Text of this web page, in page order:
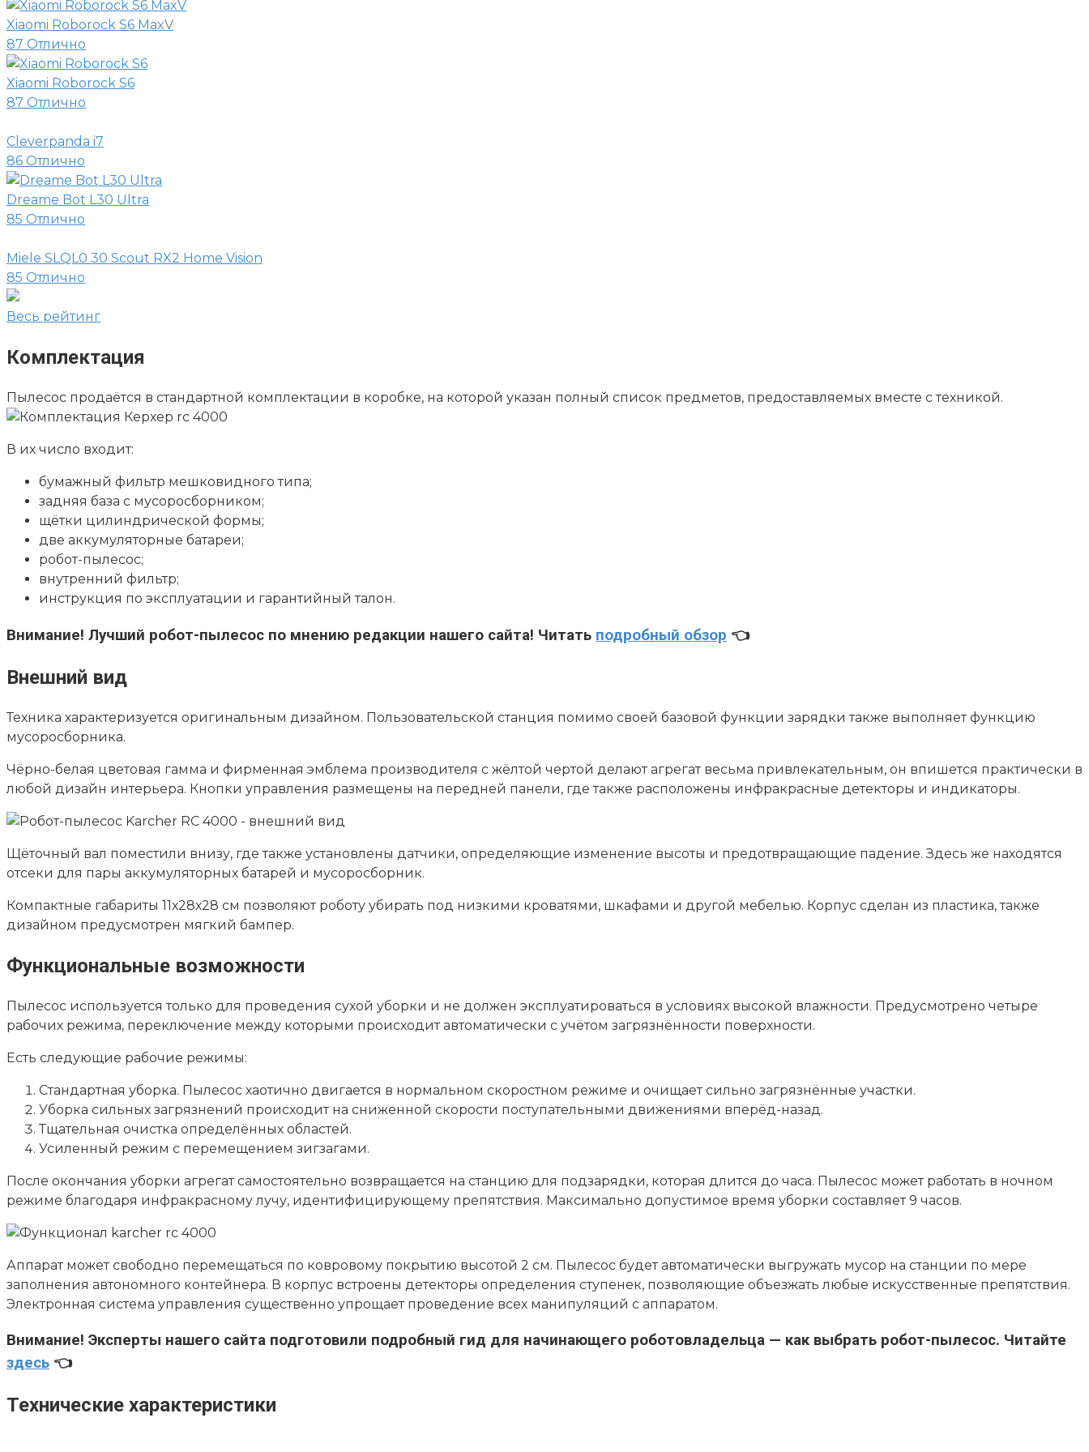
Xiaomi Roborock S6 MaxV
87 Отлично
Xiaomi Roborock S6
87 Отлично
Cleverpanda i7
86 Отлично
Dreame Bot L30 Ultra
85 Отлично
Miele SLQL0 30 Scout RX2 Home Vision
85 Отлично
Весь рейтинг
Комплектация
Пылесос продаётся в стандартной комплектации в коробке, на которой указан полный список предметов, предоставляемых вместе с техникой.
В их число входит:
бумажный фильтр мешковидного типа;
задняя база с мусоросборником;
щётки цилиндрической формы;
две аккумуляторные батареи;
робот-пылесос;
внутренний фильтр;
инструкция по эксплуатации и гарантийный талон.
Внимание! Лучший робот-пылесос по мнению редакции нашего сайта! Читать подробный обзор 👈
Внешний вид
Техника характеризуется оригинальным дизайном. Пользовательской станция помимо своей базовой функции зарядки также выполняет функцию
мусоросборника.
Чёрно-белая цветовая гамма и фирменная эмблема производителя с жёлтой чертой делают агрегат весьма привлекательным, он впишется практически в
любой дизайн интерьера. Кнопки управления размещены на передней панели, где также расположены инфракрасные детекторы и индикаторы.
Щёточный вал поместили внизу, где также установлены датчики, определяющие изменение высоты и предотвращающие падение. Здесь же находятся
отсеки для пары аккумуляторных батарей и мусоросборник.
Компактные габариты 11х28х28 см позволяют роботу убирать под низкими кроватями, шкафами и другой мебелью. Корпус сделан из пластика, также
дизайном предусмотрен мягкий бампер.
Функциональные возможности
Пылесос используется только для проведения сухой уборки и не должен эксплуатироваться в условиях высокой влажности. Предусмотрено четыре
рабочих режима, переключение между которыми происходит автоматически с учётом загрязнённости поверхности.
Есть следующие рабочие режимы:
Стандартная уборка. Пылесос хаотично двигается в нормальном скоростном режиме и очищает сильно загрязнённые участки.
Уборка сильных загрязнений происходит на сниженной скорости поступательными движениями вперёд-назад.
Тщательная очистка определённых областей.
Усиленный режим с перемещением зигзагами.
После окончания уборки агрегат самостоятельно возвращается на станцию для подзарядки, которая длится до часа. Пылесос может работать в ночном
режиме благодаря инфракрасному лучу, идентифицирующему препятствия. Максимально допустимое время уборки составляет 9 часов.
Аппарат может свободно перемещаться по ковровому покрытию высотой 2 см. Пылесос будет автоматически выгружать мусор на станции по мере
заполнения автономного контейнера. В корпус встроены детекторы определения ступенек, позволяющие объезжать любые искусственные препятствия.
Электронная система управления существенно упрощает проведение всех манипуляций с аппаратом.
Внимание! Эксперты нашего сайта подготовили подробный гид для начинающего роботовладельца — как выбрать робот-пылесос. Читайте
здесь 👈
Технические характеристики